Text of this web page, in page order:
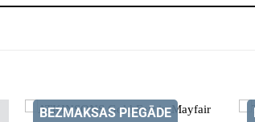
BEZMAKSAS PIEGĀDE